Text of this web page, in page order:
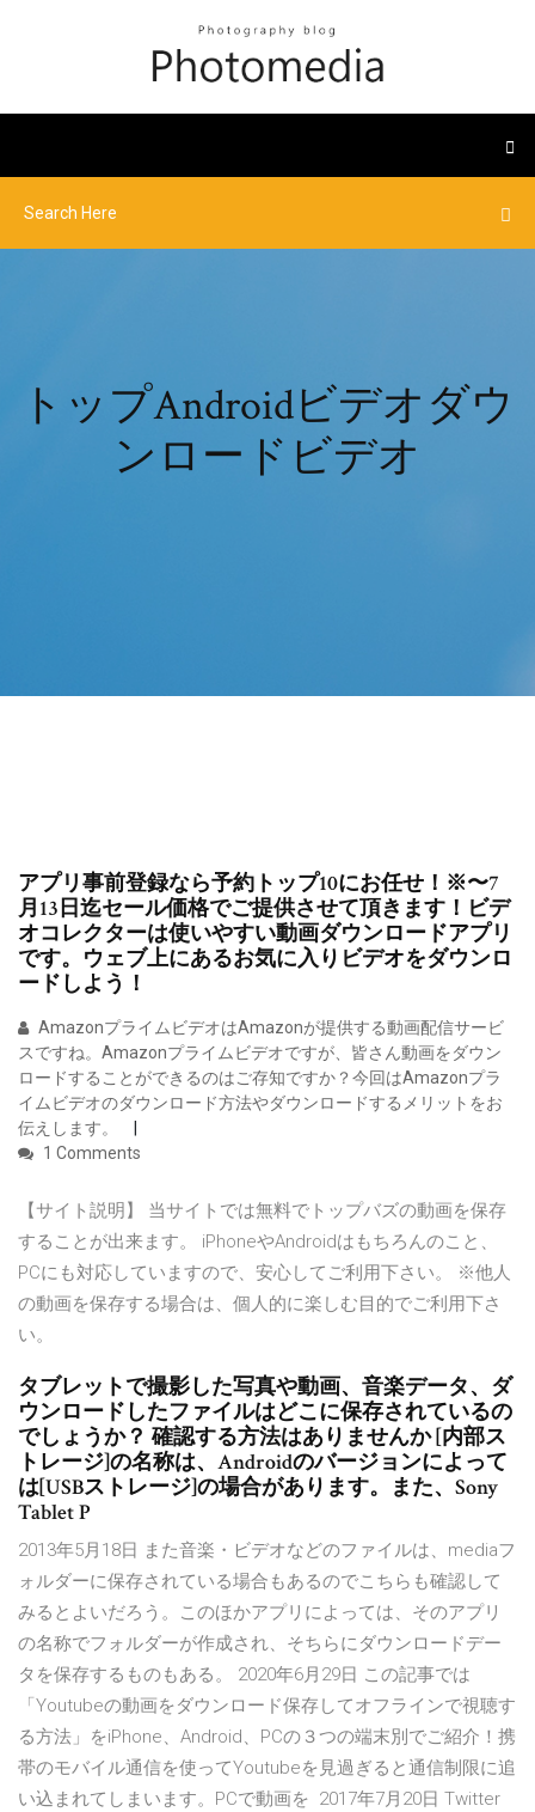
トップAndroidビデオダウ
ンロードビデオ
アプリ事前登録なら予約トップ10にお任せ！※〜7
月13日迄セール価格でご提供させて頂きます！ビデ
オコレクターは使いやすい動画ダウンロードアプリ
です。ウェブ上にあるお気に入りビデオをダウンロ
ードしよう！
AmazonプライムビデオはAmazonが提供する動画配信サービ
スですね。Amazonプライムビデオですが、皆さん動画をダウン
ロードすることができるのはご存知ですか？今回はAmazonプラ
イムビデオのダウンロード方法やダウンロードするメリットをお
伝えします。
1 Comments
【サイト説明】 当サイトでは無料でトップバズの動画を保存
することが出来ます。 iPhoneやAndroidはもちろんのこと、
PCにも対応していますので、安心してご利用下さい。 ※他人
の動画を保存する場合は、個人的に楽しむ目的でご利用下さ
い。
タブレットで撮影した写真や動画、音楽データ、ダ
ウンロードしたファイルはどこに保存されているの
でしょうか？ 確認する方法はありませんか [内部ス
トレージ]の名称は、Androidのバージョンによって
は[USBストレージ]の場合があります。また、Sony
Tablet P
2013年5月18日 また音楽・ビデオなどのファイルは、mediaフ
ォルダーに保存されている場合もあるのでこちらも確認して
みるとよいだろう。このほかアプリによっては、そのアプリ
の名称でフォルダーが作成され、そちらにダウンロードデー
タを保存するものもある。 2020年6月29日 この記事では
「Youtubeの動画をダウンロード保存してオフラインで視聴す
る方法」をiPhone、Android、PCの３つの端末別でご紹介！携
帯のモバイル通信を使ってYoutubeを見過ぎると通信制限に追
い込まれてしまいます。PCで動画を 2017年7月20日 Twitter